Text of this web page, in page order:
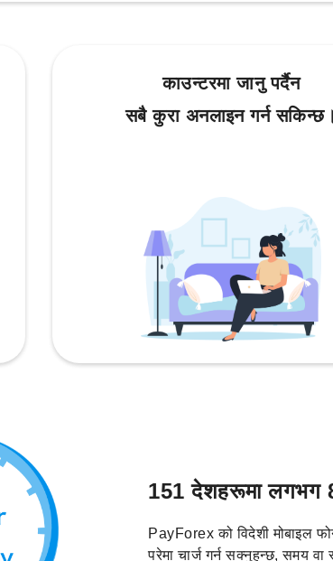
काउन्टरमा जानु पर्दैन
सबै कुरा अनलाइन गर्न सकिन्छ।
151 देशहरूमा लगभग
PayForex को विदेशी मोबाइल
परेमा चार्ज गर्न सक्नुहुन्छ, समय वा